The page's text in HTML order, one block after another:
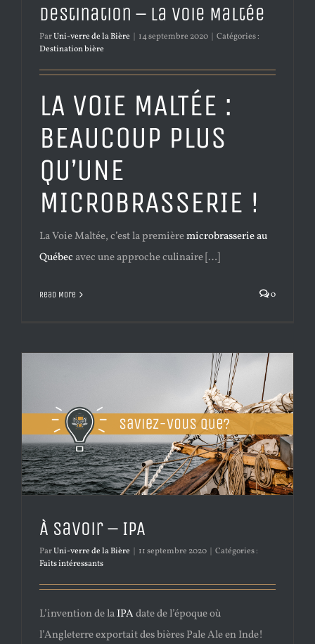
Destination – La voie Maltée
ParUni-verre de la Bière 14 septembre 2020
Catégories :
Destination bière
LA VOIE MALTÉE :
BEAUCOUP PLUS
QU’UNE
MICROBRASSERIE !
La Voie Maltée, c’est la premièremicrobrasserie au
Québecavec une approche culinaire […]
Read More 0
À savoir – IPA
ParUni-verre de la Bière 11 septembre 2020
Catégories :
Faits intéressants
L’invention de laIPAdate de l’époque où
l’Angleterre exportait des bières Pale Ale en Inde!